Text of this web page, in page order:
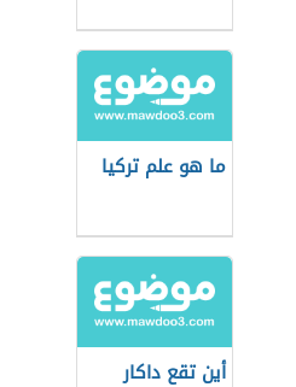
ما هو علم تركيا
أين تقع داكار